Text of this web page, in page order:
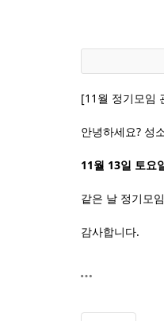
[11월 정기모임
안녕하세요? 성
11월 13일 토요
같은 날 정기모
감사합니다.